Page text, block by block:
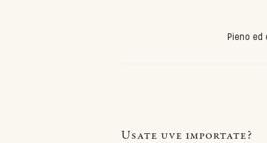
Pieno
Usate uve importate?